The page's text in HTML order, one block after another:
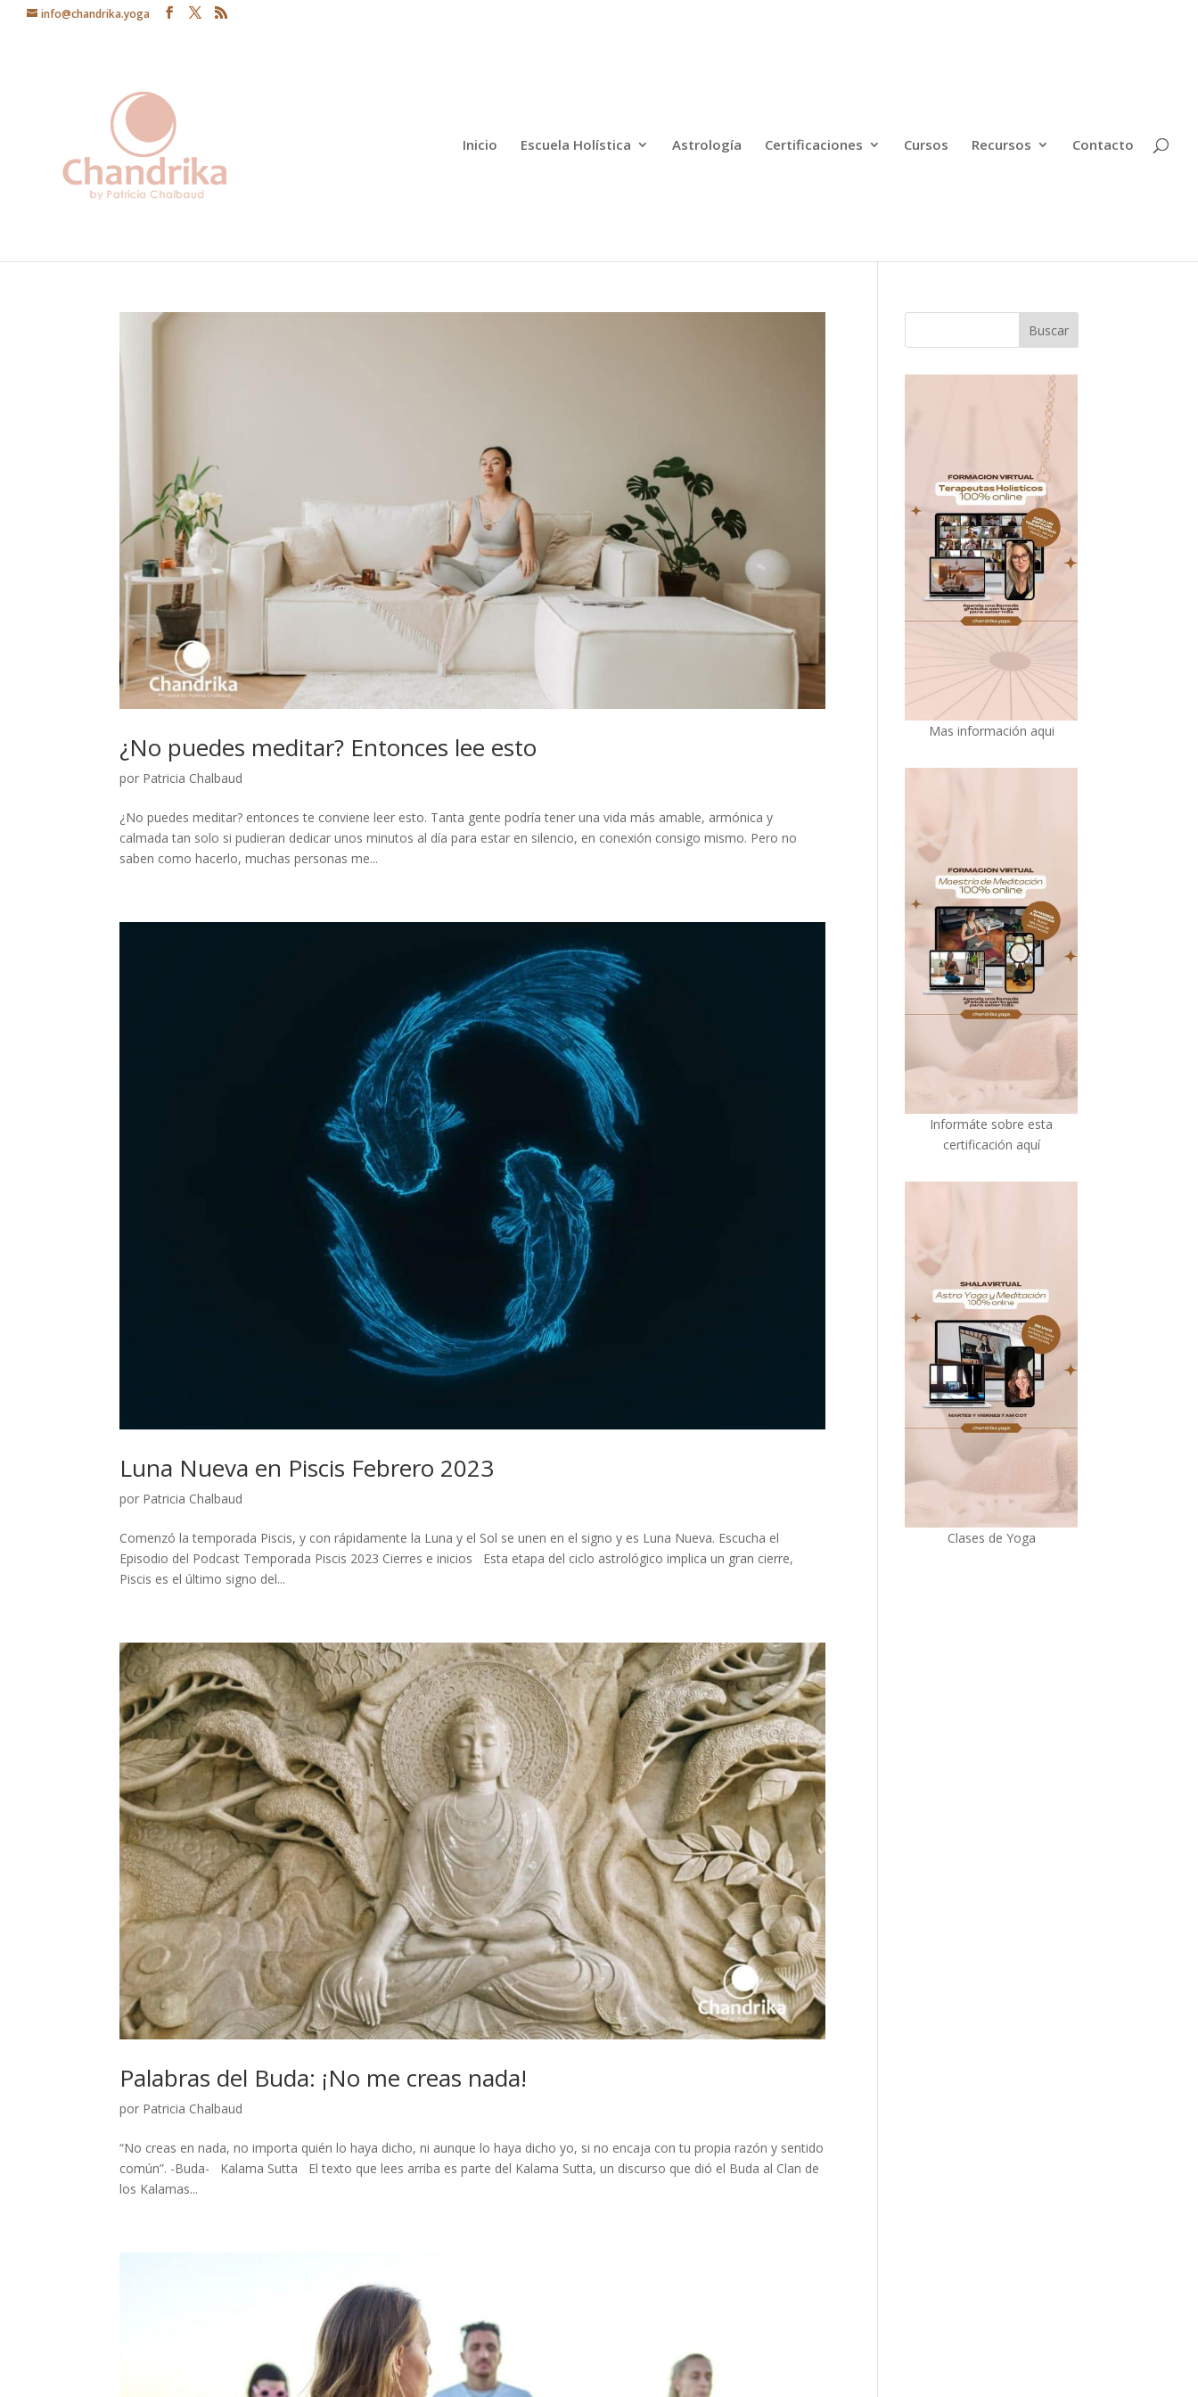
info@chandrika.yoga
Inicio Escuela Holística Astrología Certificaciones Cursos Recursos Contacto
¿No puedes meditar? Entonces lee esto
por Patricia Chalbaud
¿No puedes meditar? entonces te conviene leer esto. Tanta gente podría tener una vida más amable, armónica y
calmada tan solo si pudieran dedicar unos minutos al día para estar en silencio, en conexión consigo mismo. Pero no
saben como hacerlo, muchas personas me...
Luna Nueva en Piscis Febrero 2023
por Patricia Chalbaud
Comenzó la temporada Piscis, y con rápidamente la Luna y el Sol se unen en el signo y es Luna Nueva. Escucha el
Episodio del Podcast Temporada Piscis 2023 Cierres e inicios Esta etapa del ciclo astrológico implica un gran cierre,
Piscis es el último signo del...
Palabras del Buda: ¡No me creas nada!
por Patricia Chalbaud
“No creas en nada, no importa quién lo haya dicho, ni aunque lo haya dicho yo, si no encaja con tu propia razón y sentido
común”. -Buda- Kalama Sutta El texto que lees arriba es parte del Kalama Sutta, un discurso que dió el Buda al Clan de
los Kalamas...
Mas información aqui
Informáte sobre esta
certificación aquí
Clases de Yoga